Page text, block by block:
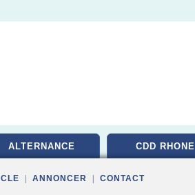
ALTERNANCE CDD RHONE
ANNONCER CONTACT